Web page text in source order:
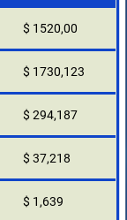
$ 1520,00
$ 1730,123
$ 294,187
$ 37,218
$ 1,639